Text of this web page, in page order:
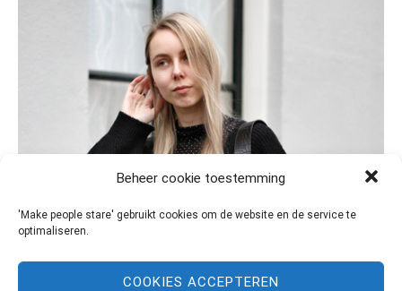
Beheer cookie toestemming
'Make people stare' gebruikt cookies om de website en de service te
optimaliseren.
COOKIES ACCEPTEREN